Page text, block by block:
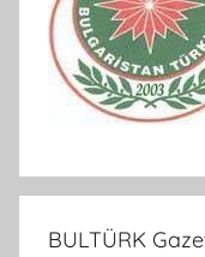
BULTÜRK